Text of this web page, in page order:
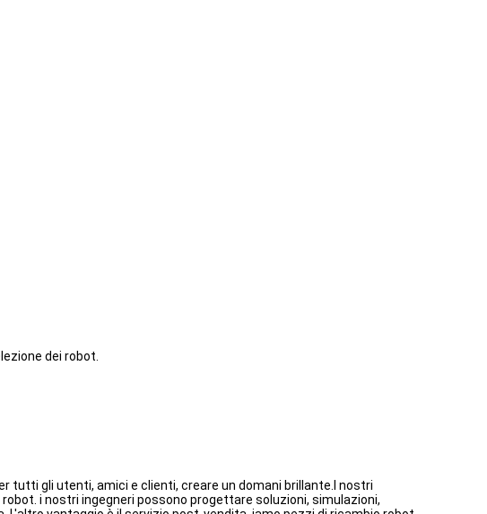
dei robot.
tutti gli utenti, amici e clienti, creare un domani brillante.I nostri
i nostri ingegneri possono progettare soluzioni, simulazioni,